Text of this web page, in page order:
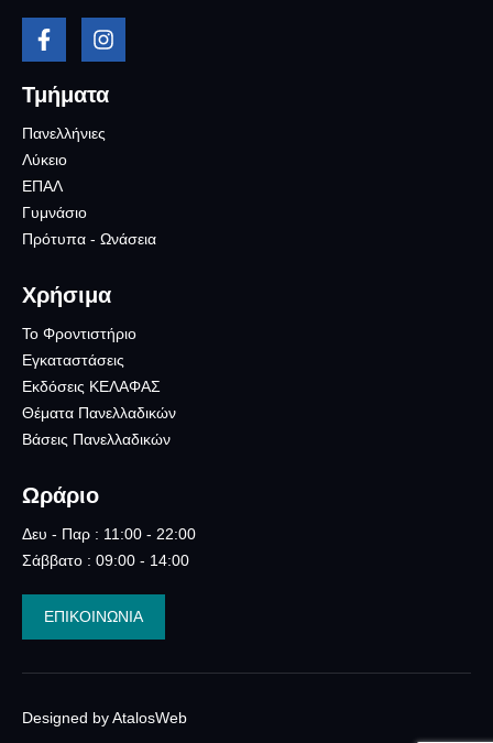
Τμήματα
Πανελλήνιες
Λύκειο
ΕΠΑΛ
Γυμνάσιο
Πρότυπα - Ωνάσεια
Χρήσιμα
Το Φροντιστήριο
Εγκαταστάσεις
Εκδόσεις ΚΕΛΑΦΑΣ
Θέματα Πανελλαδικών
Βάσεις Πανελλαδικών
Ωράριο
Δευ - Παρ : 11:00 - 22:00
Σάββατο : 09:00 - 14:00
ΕΠΙΚΟΙΝΩΝΙΑ
Designed by AtalosWeb